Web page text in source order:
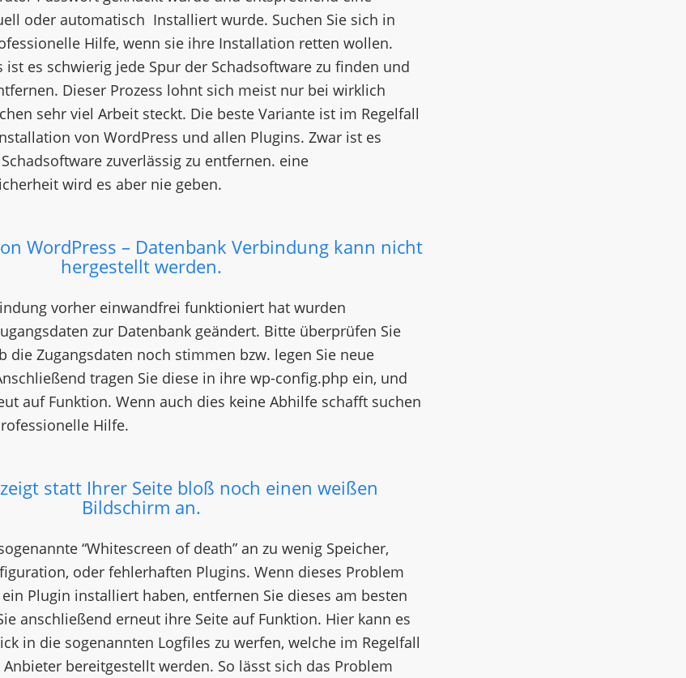
oder automatisch Installiert wurde. Suchen Sie sich in
Hilfe, wenn sie ihre Installation retten wollen.
es schwierig jede Spur der Schadsoftware zu finden und
Dieser Prozess lohnt sich meist nur bei wirklich
sehr viel Arbeit steckt. Die beste Variante ist im Regelfall
von WordPress und allen Plugins. Zwar ist es
zuverlässig zu entfernen. eine
wird es aber nie geben.
WordPress – Datenbank Verbindung kann nicht
hergestellt werden.
vorher einwandfrei funktioniert hat wurden
zur Datenbank geändert. Bitte überprüfen Sie
die Zugangsdaten noch stimmen bzw. legen Sie neue
tragen Sie diese in ihre wp-config.php ein, und
auf Funktion. Wenn auch dies keine Abhilfe schafft suchen
Hilfe.
statt Ihrer Seite bloß noch einen weißen
Bildschirm an.
“Whitescreen of death” an zu wenig Speicher,
oder fehlerhaften Plugins. Wenn dieses Problem
Plugin installiert haben, entfernen Sie dieses am besten
anschließend erneut ihre Seite auf Funktion. Hier kann es
in die sogenannten Logfiles zu werfen, welche im Regelfall
bereitgestellt werden. So lässt sich das Problem